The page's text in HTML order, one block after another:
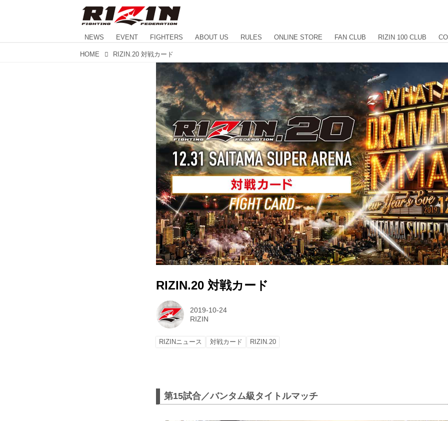
NEWS EVENT FIGHTERS ABOUT US RULES ONLINE STORE FAN CLUB RIZIN 100 CLUB
HOME RIZIN.20 対戦カード
RIZIN.20 対戦カード
2019-10-24
RIZIN
RIZINニュース 対戦カード RIZIN.20
第15試合／バンタム級タイトルマッチ